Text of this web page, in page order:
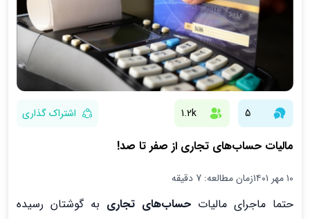
5
1.2k اشتراک گذاری
مالیات حساب‌های تجاری از صفر تا صد!
۱۰ مهر ۱۴۰۱ زمان مطالعه: 7 دقیقه
حتما ماجرای مالیات حساب‌های تجاری به گوشتان رسیده